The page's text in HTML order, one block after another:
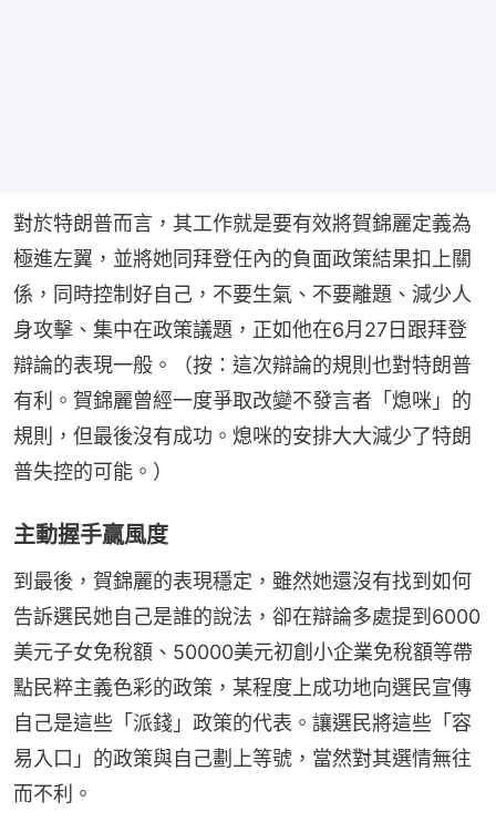
對於特朗普而言，其工作就是要有效將賀錦麗定義為
極進左翼，並將她同拜登任內的負面政策結果扣上關
係，同時控制好自己，不要生氣、不要離題、減少人
身攻擊、集中在政策議題，正如他在6月27日跟拜登
辯論的表現一般。（按：這次辯論的規則也對特朗普
有利。賀錦麗曾經一度爭取改變不發言者「熄咪」的
規則，但最後沒有成功。熄咪的安排大大減少了特朗
普失控的可能。）
主動握手贏風度
到最後，賀錦麗的表現穩定，雖然她還沒有找到如何
告訴選民她自己是誰的說法，卻在辯論多處提到6000
美元子女免稅額、50000美元初創小企業免稅額等帶
點民粹主義色彩的政策，某程度上成功地向選民宣傳
自己是這些「派錢」政策的代表。讓選民將這些「容
易入口」的政策與自己劃上等號，當然對其選情無往
而不利。